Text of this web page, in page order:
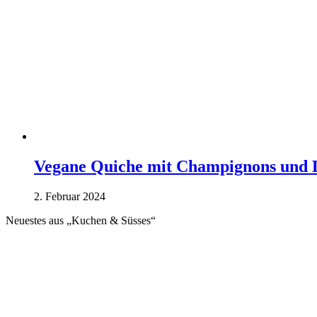
Vegane Quiche mit Champignons und
2. Februar 2024
Neuestes aus „Kuchen & Süsses“